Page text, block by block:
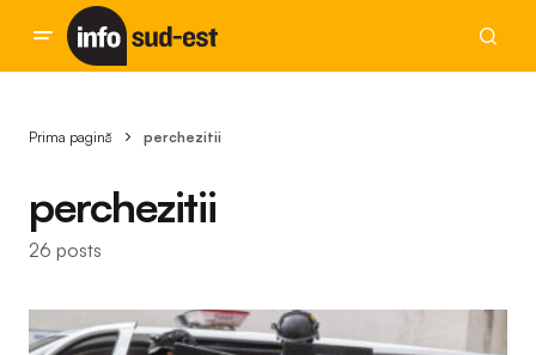
Prima pagină perchezitii
perchezitii
26 posts